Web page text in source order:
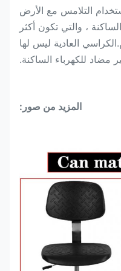
التلامس مع الأرض
، والتي تكون أكثر
العادية ليس لها
مضاد للكهرباء الساكنة.
المزيد من صور: